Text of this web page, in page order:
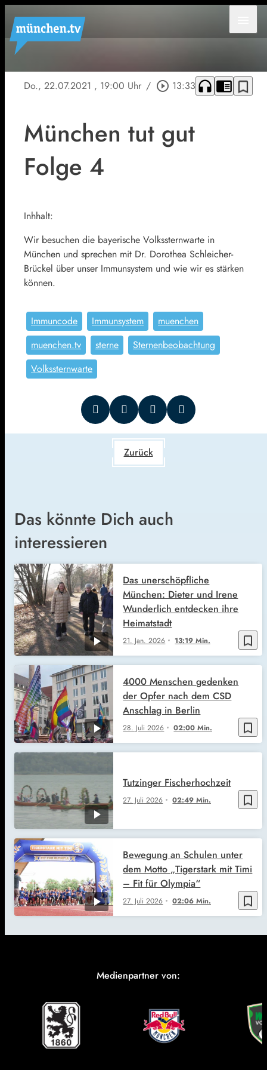
Do., 22.07.2021 , 19:00 Uhr / play_circle_outline 13:33 headphones chrome_reader_mode bookmark_border
München tut gut
Folge 4
Inhhalt:
Wir besuchen die bayerische Volkssternwarte in
München und sprechen mit Dr. Dorothea Schleicher-
Brückel über unser Immunsystem und wie wir es stärken
können.
Immuncode Immunsystem
muenchen
muenchen.tv
sterne
Sternenbeobachtung
Volkssternwarte
Zurück
Das könnte Dich auch
interessieren
bookmark_border
21. Jan. 2026 13:19 Min.
Das unerschöpfliche
München: Dieter und Irene
Wunderlich entdecken ihre
Heimatstadt
bookmark_border
28. Juli 2026 02:00 Min.
4000 Menschen gedenken
der Opfer nach dem CSD
Anschlag in Berlin
bookmark_border
27. Juli 2026 02:49 Min.
Tutzinger Fischerhochzeit
bookmark_border
27. Juli 2026 02:06 Min.
Bewegung an Schulen unter
dem Motto „Tigerstark mit Timi
– Fit für Olympia“
Medienpartner von: